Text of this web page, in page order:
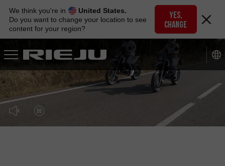
navigation
content
We think you're in
United States.
Do you want to change your location to see
content for your region?
YES,
CHANGE